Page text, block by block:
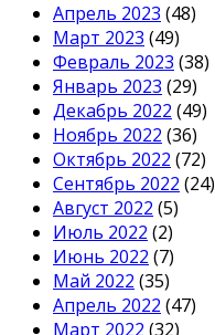
Апрель 2023 (48)
Март 2023 (49)
Февраль 2023 (38)
Январь 2023 (29)
Декабрь 2022 (49)
Ноябрь 2022 (36)
Октябрь 2022 (72)
Сентябрь 2022 (24)
Август 2022 (5)
Июль 2022 (2)
Июнь 2022 (7)
Май 2022 (35)
Апрель 2022 (47)
Март 2022 (32)